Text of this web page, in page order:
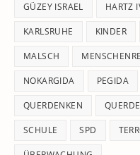
GÜZEY ISRAEL HARTZ
KARLSRUHE KINDER
MALSCH
NOKARGIDA PEGIDA
QUERDENKEN
SCHULE SPD